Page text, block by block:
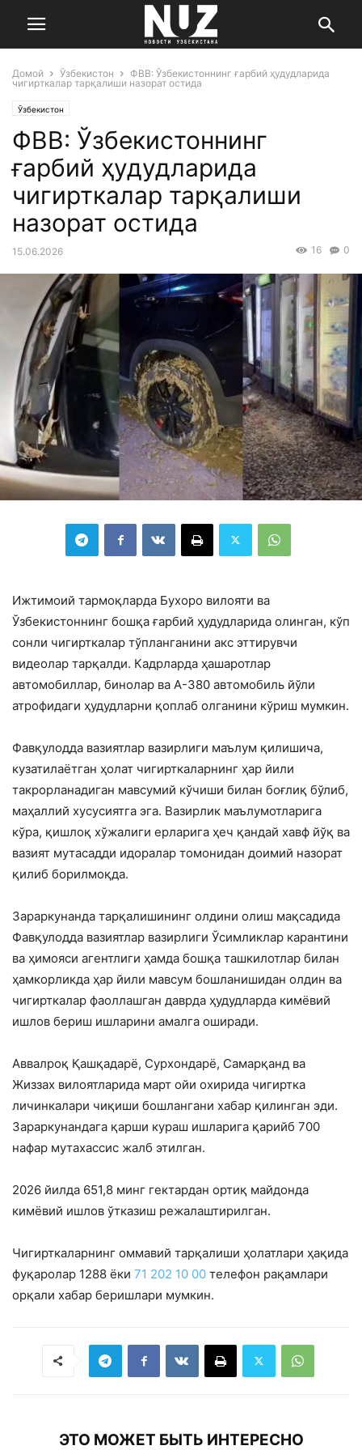
Домой Ўзбекистон
ФВВ: Ўзбекистоннинг ғарбий ҳудудларида
чигирткалар тарқалиши назорат остида
Ўзбекистон
ФВВ: Ўзбекистоннинг
ғарбий ҳудудларида
чигирткалар тарқалиши
назорат остида
15.06.2026 0
16
Ижтимоий тармоқларда Бухоро вилояти ва
Ўзбекистоннинг бошқа ғарбий ҳудудларида олинган, кўп
сонли чигирткалар тўпланганини акс эттирувчи
видеолар тарқалди. Кадрларда ҳашаротлар
автомобиллар, бинолар ва А-380 автомобиль йўли
атрофидаги ҳудудларни қоплаб олганини кўриш мумкин.
Фавқулодда вазиятлар вазирлиги маълум қилишича,
кузатилаётган ҳолат чигирткаларнинг ҳар йили
такрорланадиган мавсумий кўчиши билан боғлиқ бўлиб,
маҳаллий хусусиятга эга. Вазирлик маълумотларига
кўра, қишлоқ хўжалиги ерларига ҳеч қандай хавф йўқ ва
вазият мутасадди идоралар томонидан доимий назорат
қилиб борилмоқда.
Зараркунанда тарқалишининг олдини олиш мақсадида
Фавқулодда вазиятлар вазирлиги Ўсимликлар карантини
ва ҳимояси агентлиги ҳамда бошқа ташкилотлар билан
ҳамкорликда ҳар йили мавсум бошланишидан олдин ва
чигирткалар фаоллашган даврда ҳудудларда кимёвий
ишлов бериш ишларини амалга оширади.
Аввалроқ Қашқадарё, Сурхондарё, Самарқанд ва
Жиззах вилоятларида март ойи охирида чигиртка
личинкалари чиқиши бошлангани хабар қилинган эди.
Зараркунандага қарши кураш ишларига қарийб 700
нафар мутахассис жалб этилган.
2026 йилда 651,8 минг гектардан ортиқ майдонда
кимёвий ишлов ўтказиш режалаштирилган.
Чигирткаларнинг оммавий тарқалиши ҳолатлари ҳақида
фуқаролар 1288 ёки 71 202 10 00 телефон рақамлари
орқали хабар беришлари мумкин.
ЭТО МОЖЕТ БЫТЬ ИНТЕРЕСНО